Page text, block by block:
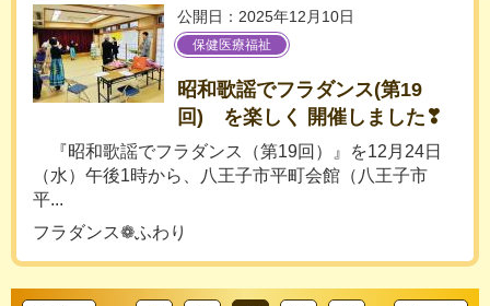
公開日：2025年12月10日
保健医療福祉
昭和歌謡でフラダンス(第19
回) を楽しく 開催しました❣
『昭和歌謡でフラダンス（第19回）』を12月24日
（水）午後1時から、八王子市平町会館（八王子市
平...
フラダンス❁ふわり